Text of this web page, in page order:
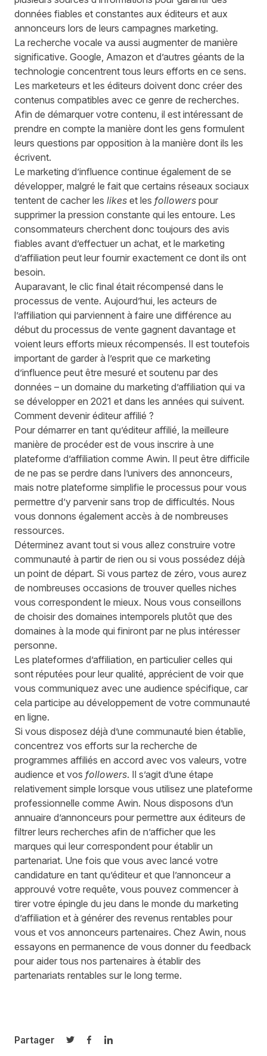
données fiables et constantes aux éditeurs et aux
annonceurs lors de leurs campagnes marketing.
La recherche vocale va aussi augmenter de manière
significative. Google, Amazon et d’autres géants de la
technologie concentrent tous leurs efforts en ce sens.
Les marketeurs et les éditeurs doivent donc créer des
contenus compatibles avec ce genre de recherches.
Afin de démarquer votre contenu, il est intéressant de
prendre en compte la manière dont les gens formulent
leurs questions par opposition à la manière dont ils les
écrivent.
Le marketing d’influence continue également de se
développer, malgré le fait que certains réseaux sociaux
tentent de cacher les likes et les followers pour
supprimer la pression constante qui les entoure. Les
consommateurs cherchent donc toujours des avis
fiables avant d’effectuer un achat, et le marketing
d’affiliation peut leur fournir exactement ce dont ils ont
besoin.
Auparavant, le clic final était récompensé dans le
processus de vente. Aujourd’hui, les acteurs de
l’affiliation qui parviennent à faire une différence au
début du processus de vente gagnent davantage et
voient leurs efforts mieux récompensés. Il est toutefois
important de garder à l’esprit que ce marketing
d’influence peut être mesuré et soutenu par des
données – un domaine du marketing d’affiliation qui va
se développer en 2021 et dans les années qui suivent.
Comment devenir éditeur affilié ?
Pour démarrer en tant qu’éditeur affilié , la meilleure
manière de procéder est de vous inscrire à une
plateforme d’affiliation comme Awin. Il peut être difficile
de ne pas se perdre dans l’univers des annonceurs,
mais notre plateforme simplifie le processus pour vous
permettre d’y parvenir sans trop de difficultés. Nous
vous donnons également accès à de nombreuses
ressources.
Déterminez avant tout si vous allez construire votre
communauté à partir de rien ou si vous possédez déjà
un point de départ. Si vous partez de zéro, vous aurez
de nombreuses occasions de trouver quelles niches
vous correspondent le mieux. Nous vous conseillons
de choisir des domaines intemporels plutôt que des
domaines à la mode qui finiront par ne plus intéresser
personne.
Les plateformes d’affiliation, en particulier celles qui
sont réputées pour leur qualité, apprécient de voir que
vous communiquez avec une audience spécifique, car
cela participe au développement de votre communauté
en ligne.
Si vous disposez déjà d’une communauté bien établie,
concentrez vos efforts sur la recherche de
programmes affiliés en accord avec vos valeurs, votre
audience et vos followers. Il s’agit d’une étape
relativement simple lorsque vous utilisez une plateforme
professionnelle comme Awin. Nous disposons d’un
annuaire d’annonceurs pour permettre aux éditeurs de
filtrer leurs recherches afin de n’afficher que les
marques qui leur correspondent pour établir un
partenariat. Une fois que vous avec lancé votre
candidature en tant qu’éditeur et que l’annonceur a
approuvé votre requête, vous pouvez commencer à
tirer votre épingle du jeu dans le monde du marketing
d’affiliation et à générer des revenus rentables pour
vous et vos annonceurs partenaires. Chez Awin, nous
essayons en permanence de vous donner du feedback
pour aider tous nos partenaires à établir des
partenariats rentables sur le long terme.
Partager
Partager sur Twitter
Partager sur Facebook
Partager sur LinkedIn